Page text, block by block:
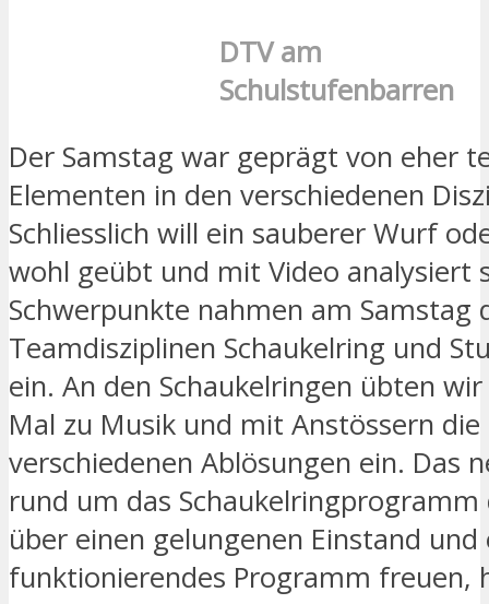
DTV am
Schulstufenbarren
Der Samstag war geprägt von eher
Elementen in den verschiedenen
Schliesslich will ein sauberer Wurf
wohl geübt und mit Video analysiert
Schwerpunkte nahmen am Samstag
Teamdisziplinen Schaukelring und
ein. An den Schaukelringen übten
Mal zu Musik und mit Anstössern die
verschiedenen Ablösungen ein. Das
rund um das
über einen gelungenen Einstand und
funktionierendes Programm freuen,